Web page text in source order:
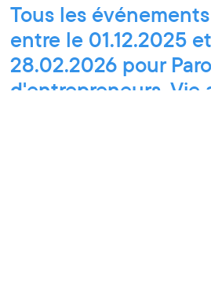
Tous les
entre le 01.12.2025
28.02.2026 pour
d'entrepreneurs, Vie